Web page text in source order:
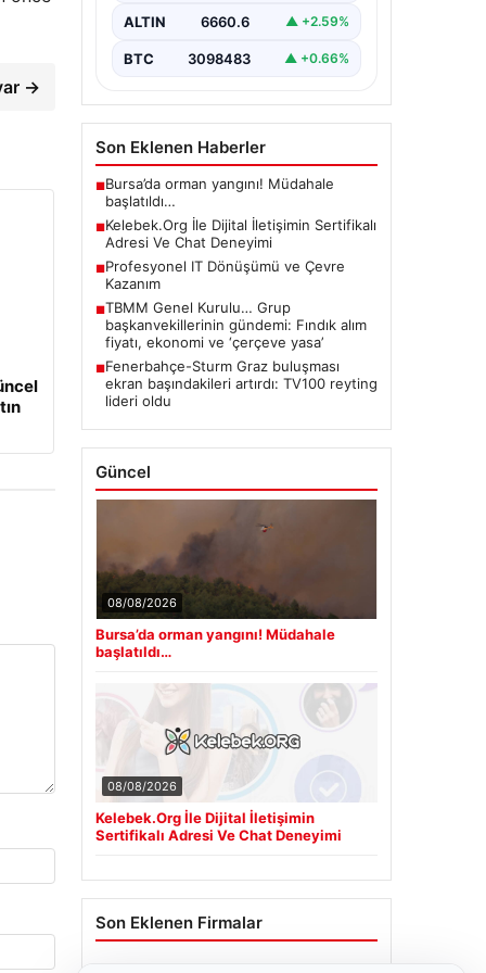
→
barındırmaktadır. Güncel olarak…
ALTIN 6660.6 ▲ +2.59%
BTC 3098483 ▲ +0.66%
Son Eklenen Haberler
■Bursa’da orman yangını! Müdahale
başlatıldı…
■Kelebek.Org İle Dijital İletişimin Sertifikalı
Adresi Ve Chat Deneyimi
■Profesyonel IT Dönüşümü ve Çevre
Kazanım
■TBMM Genel Kurulu… Grup
başkanvekillerinin gündemi: Fındık alım
fiyatı, ekonomi ve ‘çerçeve yasa’
■Fenerbahçe-Sturm Graz buluşması
ekran başındakileri artırdı: TV100 reyting
lideri oldu
Güncel
08/08/2026
Bursa’da orman yangını! Müdahale
başlatıldı…
08/08/2026
Kelebek.Org İle Dijital İletişimin
Sertifikalı Adresi Ve Chat Deneyimi
Son Eklenen Firmalar